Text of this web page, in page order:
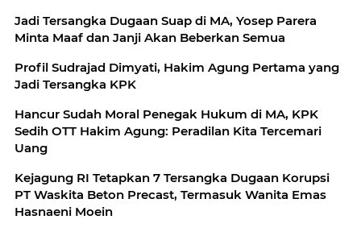
Jadi Tersangka Dugaan Suap di MA, Yosep Parera
Minta Maaf dan Janji Akan Beberkan Semua
Profil Sudrajad Dimyati, Hakim Agung Pertama yang
Jadi Tersangka KPK
Hancur Sudah Moral Penegak Hukum di MA, KPK
Sedih OTT Hakim Agung: Peradilan Kita Tercemari
Uang
Kejagung RI Tetapkan 7 Tersangka Dugaan Korupsi
PT Waskita Beton Precast, Termasuk Wanita Emas
Hasnaeni Moein